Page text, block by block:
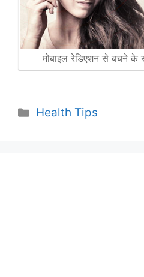
मोबाइल रेडिएशन से बचने
Categories
Health Tips